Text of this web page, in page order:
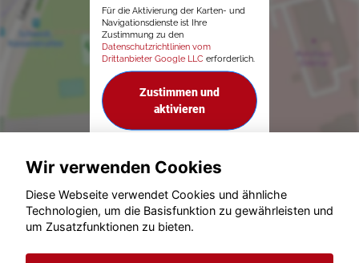
Für die Aktivierung der Karten- und
Navigationsdienste ist Ihre
Zustimmung zu den
Datenschutzrichtlinien vom
Drittanbieter Google LLC erforderlich.
Zustimmen und
aktivieren
© konjunkturmotor.de GmbH 2020 - 2026
Wir verwenden Cookies
Diese Webseite verwendet Cookies und ähnliche
Technologien, um die Basisfunktion zu gewährleisten und
um Zusatzfunktionen zu bieten.